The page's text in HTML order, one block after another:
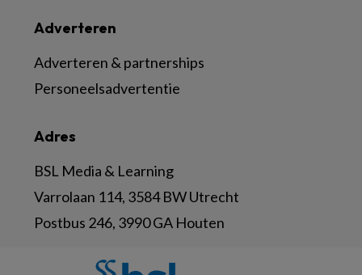
Adres
BSL Media & Learning
Varrolaan 114, 3584 BW Utrecht
Postbus 246, 3990 GA Houten
Adverteren
Adverteren & partnerships
Personeelsadvertentie